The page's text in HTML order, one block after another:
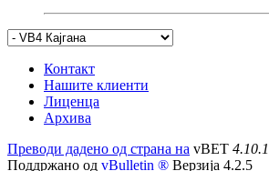
Контакт
Нашите клиенти
Лиценца
Архива
Преводи дадено од страна на vBET 4.10.1
Поддржано од vBulletin ® Верзија 4.2.5